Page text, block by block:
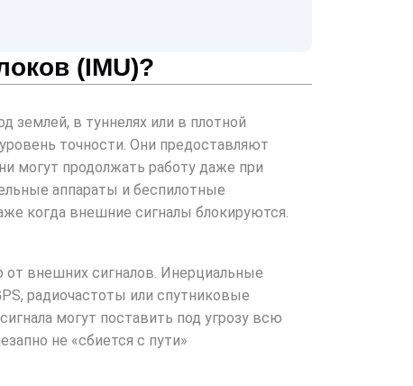
(IMU)?
землей, в туннелях или в плотной
точности. Они предоставляют
могут продолжать работу даже при
аппараты и беспилотные
когда внешние сигналы блокируются.
от внешних сигналов. Инерциальные
радиочастоты или спутниковые
могут поставить под угрозу всю
не «сбиется с пути»